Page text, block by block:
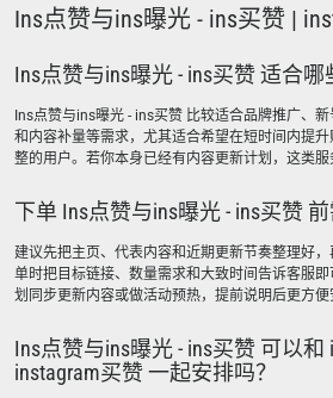
Ins点赞与ins曝光 - ins买赞 |
Ins点赞与ins曝光 - ins买赞 适合哪
Ins点赞与ins曝光 - ins买赞 比较适合品牌推广、
和内容补量等需求，尤其适合希望在短时间内提
整的用户。若你本身已经有内容更新计划，这类服
下单 Ins点赞与ins曝光 - ins买赞
建议先把主页、代表内容和近期更新节奏整理好
单时把目标链接、数量需求和大致时间告诉客服
划同步更新内容或做活动预热，提前说明后更方便
Ins点赞与ins曝光 - ins买赞 可以和
instagram买赞 一起安排吗？